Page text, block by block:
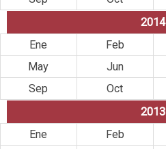
2014
Ene
Feb
May
Jun
Sep
Oct
2013
Ene
Feb